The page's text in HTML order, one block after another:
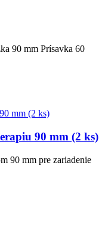
90 mm Prísavka 60
90 mm (2 ks)
90 mm pre zariadenie